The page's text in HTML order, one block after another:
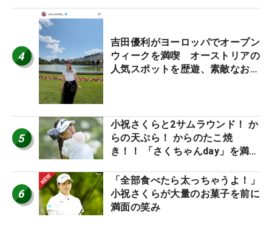
4
吉田優利がヨーロッパでオープン
ウィークを満喫 オーストリアの
人気スポットを歴遊、素敵なお土
5
小祝さくらと2サムラウンド！ か
らの天ぷら！ からのたこ焼
き！！ 「さくちゃんday」を満喫
6
「全部食べたら太っちゃうよ！」
小祝さくらが大量のお菓子を前に
満面の笑み